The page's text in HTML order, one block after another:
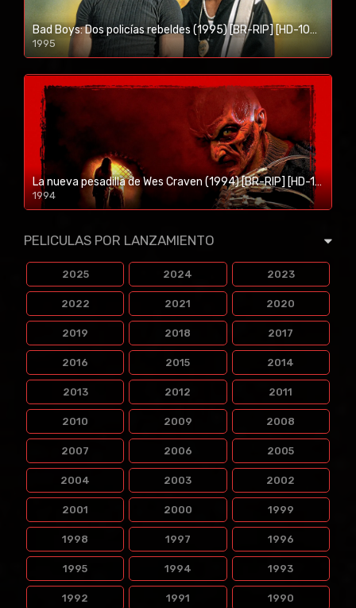
Bad Boys: Dos policías rebeldes (1995) [BR-RIP] [HD-1080p]
1995
1080p/720p
La nueva pesadilla de Wes Craven (1994) [BR-RIP] [HD-1080p]
1994
1080p/720p
PELICULAS POR LANZAMIENTO
2025 2024 2023
2022 2021 2020
2019 2018 2017
2016 2015 2014
2013 2012 2011
2010 2009 2008
2007 2006 2005
2004 2003 2002
2001 2000 1999
1998 1997 1996
1995 1994 1993
1992 1991 1990